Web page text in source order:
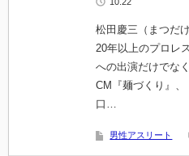
松田慶三（まつだ
20年以上のプロレ
への出演だけでな
CM『麺づくり』
口…
男性アスリート